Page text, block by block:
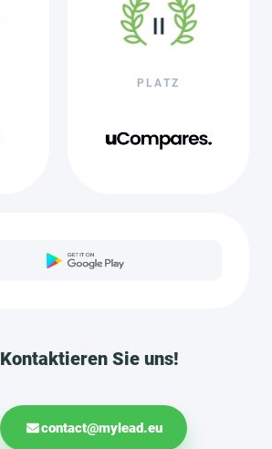
PLATZ
Kontaktieren Sie uns!
contact@mylead.eu